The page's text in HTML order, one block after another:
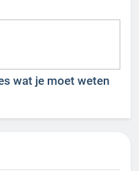
wat je moet weten